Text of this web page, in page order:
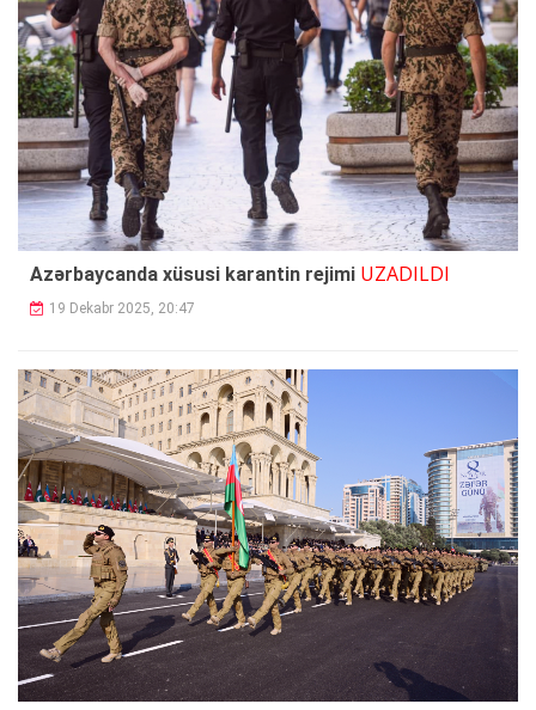
Azərbaycanda xüsusi karantin rejimi UZADILDI
19 Dekabr 2025, 20:47